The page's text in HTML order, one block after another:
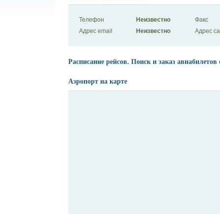
Телефон Неизвестно
Факс
Адрес email
Неизвестно Адрес
Расписание рейсов. Поиск и заказ авиабилетов
Аэропорт на карте